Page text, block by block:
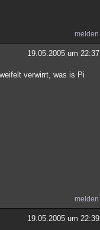
melden
19.05.2005 um 22:37
verwirrt, was is Pi
melden
19.05.2005 um 22:39